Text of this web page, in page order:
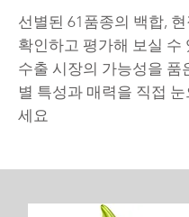
선별된 61품종의 백합,
확인하고 평가해 보실 수
수출 시장의 가능성을 품
별 특성과 매력을 직접
세요